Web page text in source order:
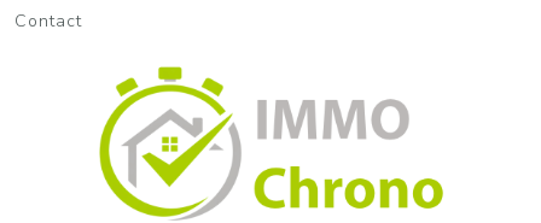
Contact